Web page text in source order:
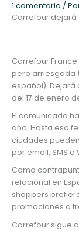
1 comentario /
Carrefour dejará
Carrefour
pero arriesgada
español): Dejará
del 17 de enero
El comunicado
año. Hasta esa
ciudades
por email, SMS o
Como
relacional en
shoppers
promociones a
Carrefour sigue